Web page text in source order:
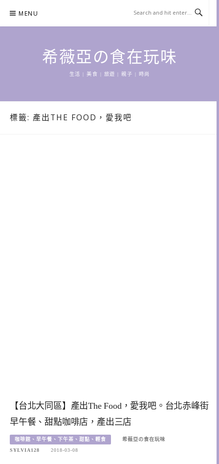
content
MENU
希薇亞の食在玩味
生活 | 美食 | 旅遊 | 親子 | 時尚
標籤: 產出THE FOOD，愛我吧
【台北大同區】產出The Food，愛我吧。台北赤峰街
早午餐、甜點咖啡店，產出三店
咖啡館、早午餐、下午茶、甜點、輕食
希薇亞の食在玩味
SYLVIA128
2018-03-08